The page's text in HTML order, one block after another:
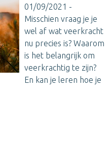
01/09/2021 -
Misschien vraag je je
wel af wat veerkracht
nu precies is? Waarom
is het belangrijk om
veerkrachtig te zijn?
En kan je leren hoe je